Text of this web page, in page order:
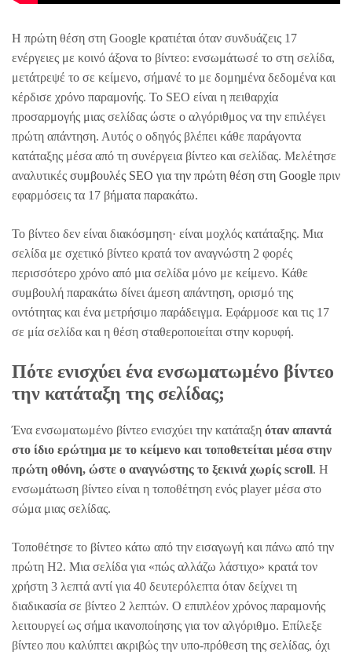
Η πρώτη θέση στη Google κρατιέται όταν συνδυάζεις 17
ενέργειες με κοινό άξονα το βίντεο: ενσωμάτωσέ το στη σελίδα,
μετάτρεψέ το σε κείμενο, σήμανέ το με δομημένα δεδομένα και
κέρδισε χρόνο παραμονής. Το SEO είναι η πειθαρχία
προσαρμογής μιας σελίδας ώστε ο αλγόριθμος να την επιλέγει
πρώτη απάντηση. Αυτός ο οδηγός βλέπει κάθε παράγοντα
κατάταξης μέσα από τη συνέργεια βίντεο και σελίδας. Μελέτησε
αναλυτικές συμβουλές SEO για την πρώτη θέση στη Google πριν
εφαρμόσεις τα 17 βήματα παρακάτω.
Το βίντεο δεν είναι διακόσμηση· είναι μοχλός κατάταξης. Μια
σελίδα με σχετικό βίντεο κρατά τον αναγνώστη 2 φορές
περισσότερο χρόνο από μια σελίδα μόνο με κείμενο. Κάθε
συμβουλή παρακάτω δίνει άμεση απάντηση, ορισμό της
οντότητας και ένα μετρήσιμο παράδειγμα. Εφάρμοσε και τις 17
σε μία σελίδα και η θέση σταθεροποιείται στην κορυφή.
Πότε ενισχύει ένα ενσωματωμένο βίντεο
την κατάταξη της σελίδας;
Ένα ενσωματωμένο βίντεο ενισχύει την κατάταξη όταν απαντά
στο ίδιο ερώτημα με το κείμενο και τοποθετείται μέσα στην
πρώτη οθόνη, ώστε ο αναγνώστης το ξεκινά χωρίς scroll. Η
ενσωμάτωση βίντεο είναι η τοποθέτηση ενός player μέσα στο
σώμα μιας σελίδας.
Τοποθέτησε το βίντεο κάτω από την εισαγωγή και πάνω από την
πρώτη H2. Μια σελίδα για «πώς αλλάζω λάστιχο» κρατά τον
χρήστη 3 λεπτά αντί για 40 δευτερόλεπτα όταν δείχνει τη
διαδικασία σε βίντεο 2 λεπτών. Ο επιπλέον χρόνος παραμονής
λειτουργεί ως σήμα ικανοποίησης για τον αλγόριθμο. Επίλεξε
βίντεο που καλύπτει ακριβώς την υπο-πρόθεση της σελίδας, όχι